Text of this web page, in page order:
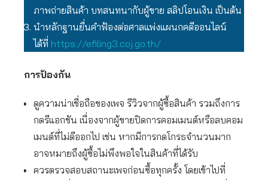
ภาพถ่ายสินค้า บทสนทนากับผู้ขาย สลิปโอนเงิน เป็นต้น
นำหลักฐานยื่นคำฟ้องต่อศาลแพ่งแผนกคดีออนไลน์
ได้ที่ https://efiling3.coj.go.th/
การป้องกัน
ดูความน่าเชื่อถือของเพจ รีวิวจากผู้ซื้อสินค้า รวมถึงการ
กดรีแอกชัน เนื่องจากผู้ขายปิดการคอมเมนต์หรือลบคอม
เมนต์ที่ไม่ดีออกไป เช่น หากมีการกดโกรธจำนวนมาก
อาจหมายถึงผู้ซื้อไม่พึงพอใจในสินค้าที่ได้รับ
ควรตรวจสอบสถานะเพจก่อนซื้อทุกครั้ง โดยเข้าไปที่